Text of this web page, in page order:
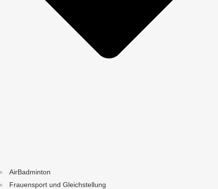
AirBadminton
Frauensport und Gleichstellung